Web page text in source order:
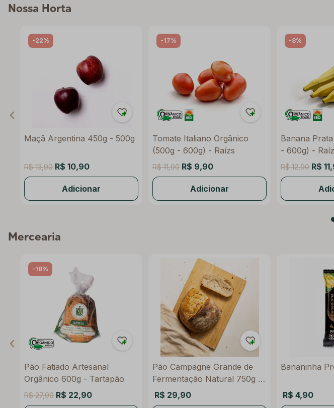
Nossa Horta
-22%
Maçã Argentina 450g - 500g
R$ 13,90 R$ 10,90
Adicionar
-17%
Tomate Italiano Orgânico
(500g - 600g) - Raízs
R$ 11,90 R$ 9,90
Adicionar
-8%
Banana
- 600g) -
R$ 12,90 R$
Mercearia
-18%
Pão Fatiado Artesanal
Orgânico 600g - Tartapão
R$ 27,90 R$ 22,90
Pão Campagne Grande de
Fermentação Natural 750g -
Raízs
R$ 29,90
Bananinha
R$ 4,90